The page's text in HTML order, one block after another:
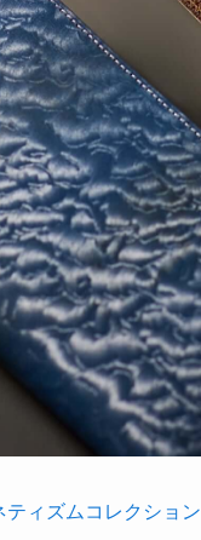
ティズムコレクション